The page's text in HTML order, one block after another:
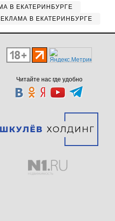
В ЕКАТЕРИНБУРГЕ
В ЕКАТЕРИНБУРГЕ
Читайте нас где удобно